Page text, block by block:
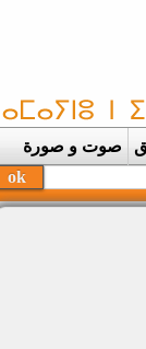
صوت و صورة